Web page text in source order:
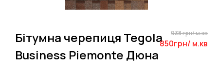
Бітумна черепиця Tegola
Business Piemonte Дюна
938 грн/ м.кв
850грн/ м.кв